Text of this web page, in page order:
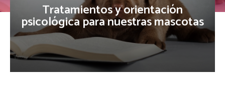
Tratamientos y orientación
psicológica para nuestras mascotas